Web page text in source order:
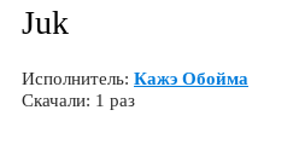
Juk
Исполнитель: Кажэ Обойма
Скачали: 1 раз